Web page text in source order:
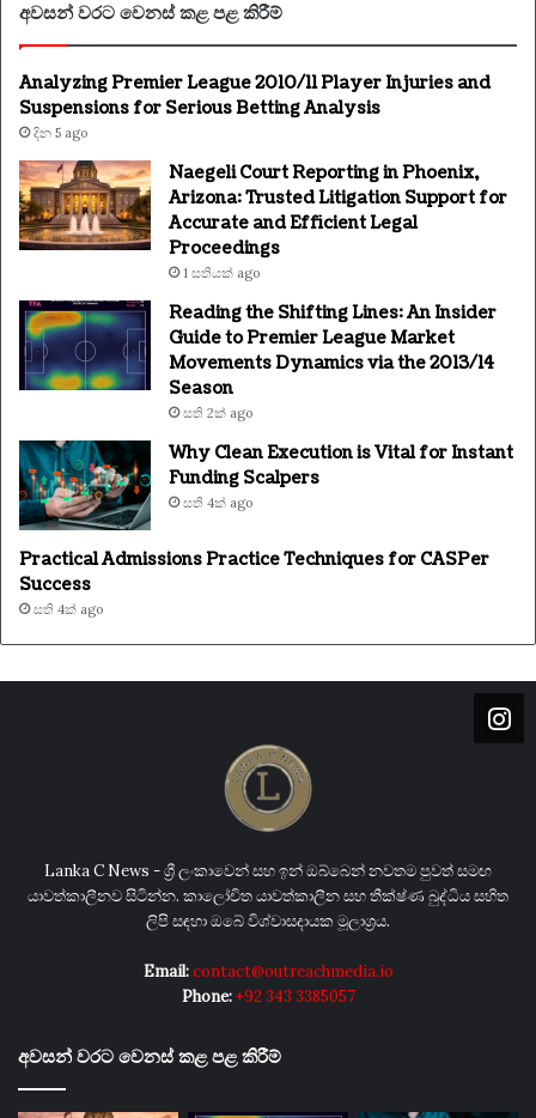
අවසන් වරට වෙනස් කළ පළ කිරීම්
Analyzing Premier League 2010/11 Player Injuries and
Suspensions for Serious Betting Analysis
දින 5 ago
Naegeli Court Reporting in Phoenix,
Arizona: Trusted Litigation Support for
Accurate and Efficient Legal
Proceedings
1 සතියක් ago
Reading the Shifting Lines: An Insider
Guide to Premier League Market
Movements Dynamics via the 2013/14
Season
සති 2ක් ago
Why Clean Execution is Vital for Instant
Funding Scalpers
සති 4ක් ago
Practical Admissions Practice Techniques for CASPer
Success
සති 4ක් ago
Lanka C News - ශ්‍රී ලංකාවෙන් සහ ඉන් ඔබ්බෙන් නවතම පුවත් සමඟ
යාවත්කාලීනව සිටින්න. කාලෝචිත යාවත්කාලීන සහ තීක්ෂ්ණ බුද්ධිය සහිත
ලිපි සඳහා ඔබේ විශ්වාසදායක මූලාශ්‍රය.
Email:contact@outreachmedia.io
Phone:+92 343 3385057
අවසන් වරට වෙනස් කළ පළ කිරීම්